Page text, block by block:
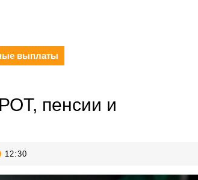
выплаты
пенсии и
12:30